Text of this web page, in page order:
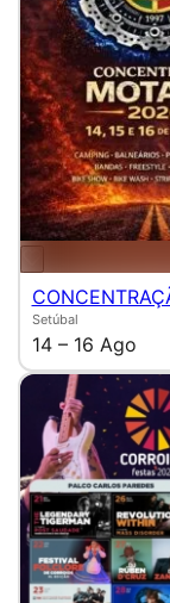
Setúbal
14 – 16 Ago